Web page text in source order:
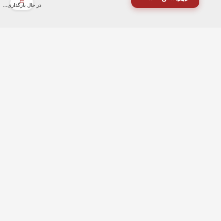
در حال بارگذاری...